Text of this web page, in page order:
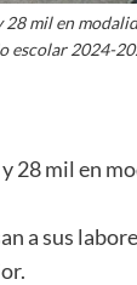
mil en
escolar 2024-
28 mil en
a sus